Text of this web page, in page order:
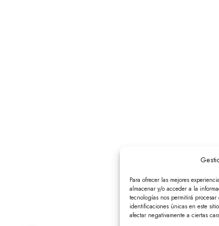
Para ofrecer las mejores
almacenar y/o acceder a la
tecnologías nos permitirá
identificaciones únicas en este
afectar negativamente a ciertas